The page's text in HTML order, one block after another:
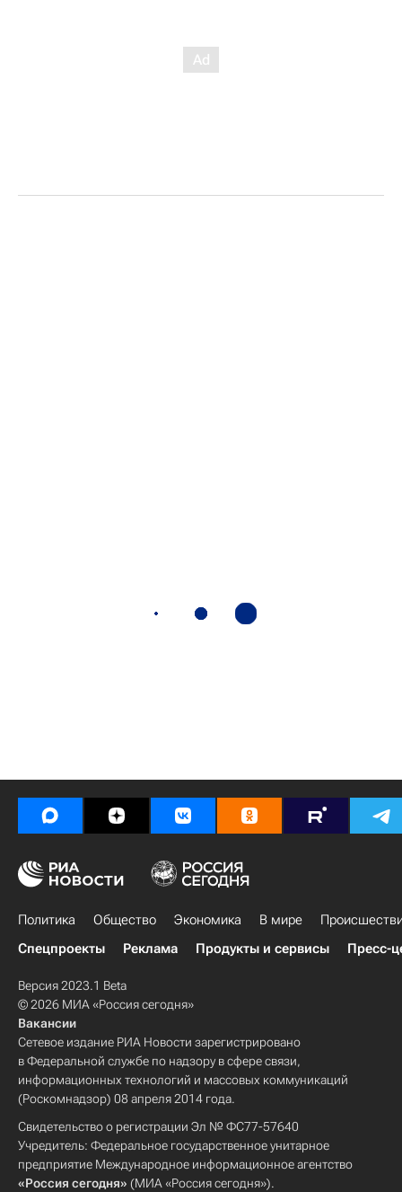
Политика Общество Экономика В мире
Спецпроекты
Реклама Продукты и сервисы Пресс-
Версия 2023.1 Beta
© 2026 МИА «Россия сегодня»
Вакансии
Сетевое издание РИА Новости зарегистрировано
в Федеральной службе по надзору в сфере связи,
информационных технологий и массовых коммуникаций
(Роскомнадзор) 08 апреля 2014 года.
Свидетельство о регистрации Эл № ФС77-57640
Учредитель: Федеральное государственное унитарное
предприятие Международное информационное агентство
«Россия сегодня» (МИА «Россия сегодня»).